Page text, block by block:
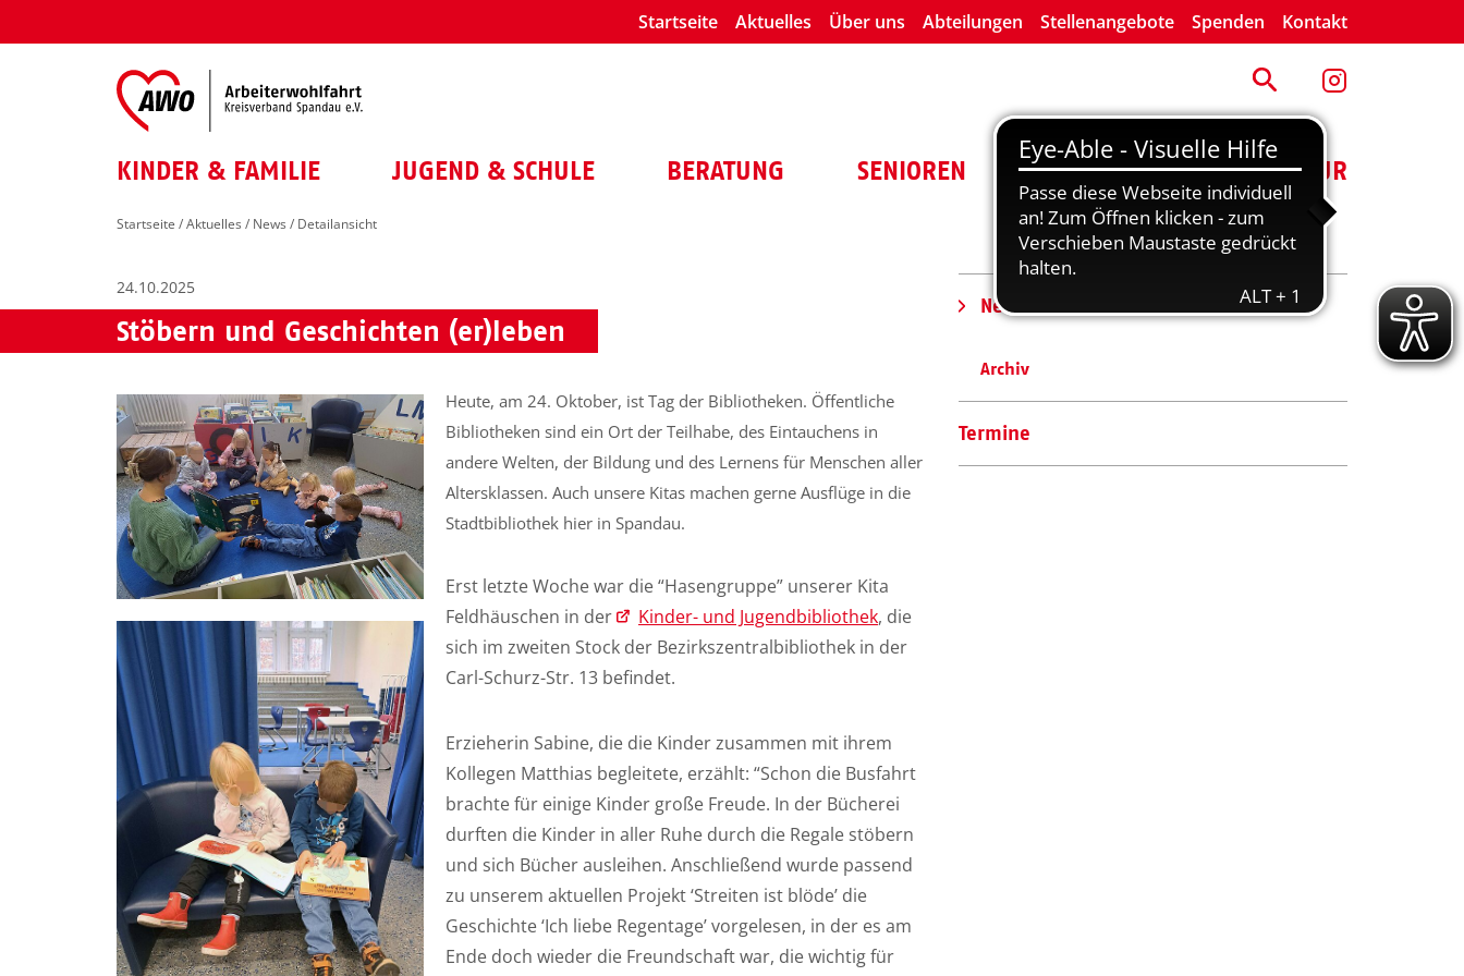
Startseite Aktuelles Über uns Abteilungen Stellenangebote Spenden Kontakt
KINDER & FAMILIE JUGEND & SCHULE BERATUNG SENIOREN ENGAGEMENT KULTUR
Startseite /Aktuelles / News / Detailansicht
24.10.2025
Stöbern und Geschichten (er)leben
Heute, am 24. Oktober, ist Tag der Bibliotheken. Öffentliche
Bibliotheken sind ein Ort der Teilhabe, des Eintauchens in
andere Welten, der Bildung und des Lernens für Menschen aller
Altersklassen. Auch unsere Kitas machen gerne Ausflüge in die
Stadtbibliothek hier in Spandau.
Erst letzte Woche war die “Hasengruppe” unserer Kita
Feldhäuschen in der
Kinder- und Jugendbibliothek, die
sich im zweiten Stock der Bezirkszentralbibliothek in der
Carl-Schurz-Str. 13 befindet.
Erzieherin Sabine, die die Kinder zusammen mit ihrem
Kollegen Matthias begleitete, erzählt: “Schon die Busfahrt
brachte für einige Kinder große Freude. In der Bücherei
durften die Kinder in aller Ruhe durch die Regale stöbern
und sich Bücher ausleihen. Anschließend wurde passend
zu unserem aktuellen Projekt ‘Streiten ist blöde’ die
Geschichte ‘Ich liebe Regentage’ vorgelesen, in der es am
Ende doch wieder die Freundschaft war, die wichtig für
News
Archiv
Termine